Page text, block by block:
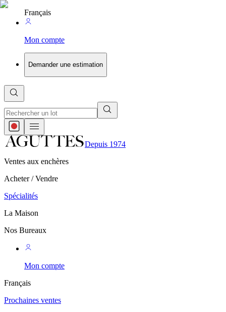
Français
Mon compte
Demander une estimation
Depuis 1974
Ventes aux enchères
Acheter / Vendre
Spécialités
La Maison
Nos Bureaux
Mon compte
Français
Prochaines ventes